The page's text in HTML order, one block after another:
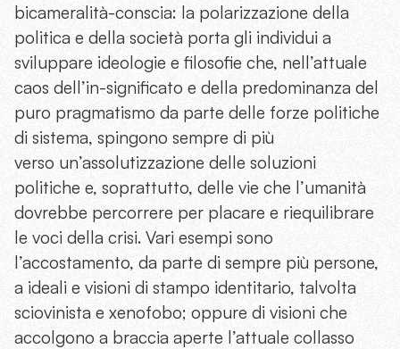
bicameralità-conscia: la polarizzazione della
politica e della società porta gli individui a
sviluppare ideologie e filosofie che, nell’attuale
caos dell’in-significato e della predominanza del
puro pragmatismo da parte delle forze politiche
di sistema, spingono sempre di più
verso un’assolutizzazione delle soluzioni
politiche e, soprattutto, delle vie che l’umanità
dovrebbe percorrere per placare e riequilibrare
le voci della crisi. Vari esempi sono
l’accostamento, da parte di sempre più persone,
a ideali e visioni di stampo identitario, talvolta
sciovinista e xenofobo; oppure di visioni che
accolgono a braccia aperte l’attuale collasso